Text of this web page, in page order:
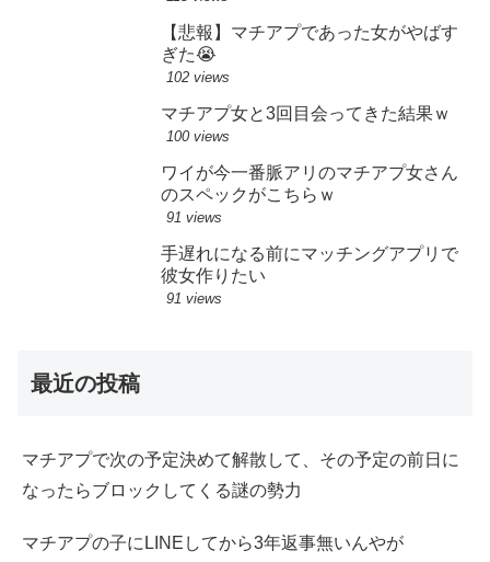
【悲報】マチアプであった女がやばす
ぎた😭
102 views
マチアプ女と3回目会ってきた結果ｗ
100 views
ワイが今一番脈アリのマチアプ女さん
のスペックがこちらｗ
91 views
手遅れになる前にマッチングアプリで
彼女作りたい
91 views
最近の投稿
マチアプで次の予定決めて解散して、その予定の前日に
なったらブロックしてくる謎の勢力
マチアプの子にLINEしてから3年返事無いんやが